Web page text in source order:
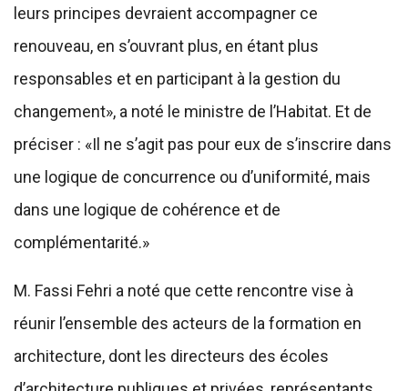
leurs principes devraient accompagner ce
renouveau, en s’ouvrant plus, en étant plus
responsables et en participant à la gestion du
changement», a noté le ministre de l’Habitat. Et de
préciser : «Il ne s’agit pas pour eux de s’inscrire dans
une logique de concurrence ou d’uniformité, mais
dans une logique de cohérence et de
complémentarité.»
M. Fassi Fehri a noté que cette rencontre vise à
réunir l’ensemble des acteurs de la formation en
architecture, dont les directeurs des écoles